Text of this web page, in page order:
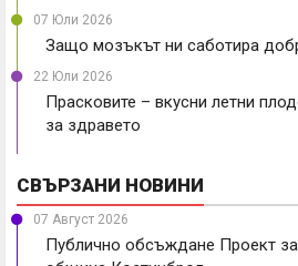
07 Юли 2026
Защо мозъкът ни саботира
22 Юли 2026
Прасковите – вкусни летни
за здравето
СВЪРЗАНИ НОВИНИ
07 Август 2026
Публично обсъждане Проект